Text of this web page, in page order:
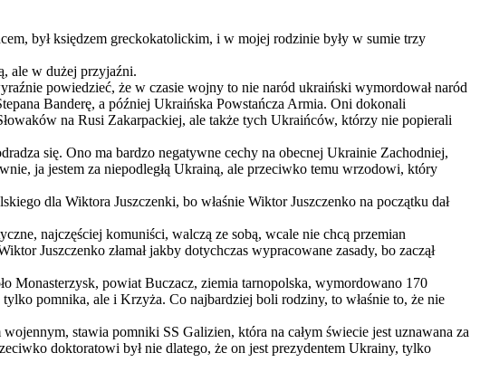
był księdzem greckokatolickim, i w mojej rodzinie były w sumie trzy
ale w dużej przyjaźni.
powiedzieć, że w czasie wojny to nie naród ukraiński wymordował naród
Banderę, a później Ukraińska Powstańcza Armia. Oni dokonali
na Rusi Zakarpackiej, ale także tych Ukraińców, którzy nie popierali
się. Ono ma bardzo negatywne cechy na obecnej Ukrainie Zachodniej,
ja jestem za niepodległą Ukrainą, ale przeciwko temu wrzodowi, który
dla Wiktora Juszczenki, bo właśnie Wiktor Juszczenko na początku dał
najczęściej komuniści, walczą ze sobą, wcale nie chcą przemian
Juszczenko złamał jakby dotychczas wypracowane zasady, bo zaczął
Monasterzysk, powiat Buczacz, ziemia tarnopolska, wymordowano 170
pomnika, ale i Krzyża. Co najbardziej boli rodziny, to właśnie to, że nie
stawia pomniki SS Galizien, która na całym świecie jest uznawana za
doktoratowi był nie dlatego, że on jest prezydentem Ukrainy, tylko